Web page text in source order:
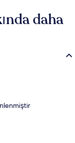
daha